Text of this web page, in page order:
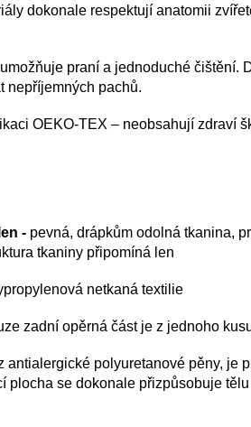
dokonale respektují anatomii
praní a jednoduché čištění.
nepříjemných pachů.
OEKO-TEX – neobsahují zdraví
- pevná, drápkům odolná tkanina,
tkaniny připomíná len
netkaná textilie
zadní opěrná část je z jednoho
antialergické polyuretanové pěny, je
plocha se dokonale přizpůsobuje